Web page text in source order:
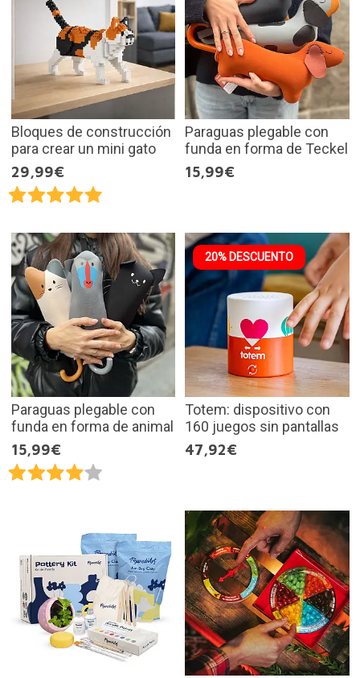
Bloques de construcción
para crear un mini gato
29,99€
Paraguas plegable con
funda en forma de Teckel
15,99€
Paraguas plegable con
funda en forma de animal
15,99€
20% DESCUENTO
Totem: dispositivo con
160 juegos sin pantallas
47,92€